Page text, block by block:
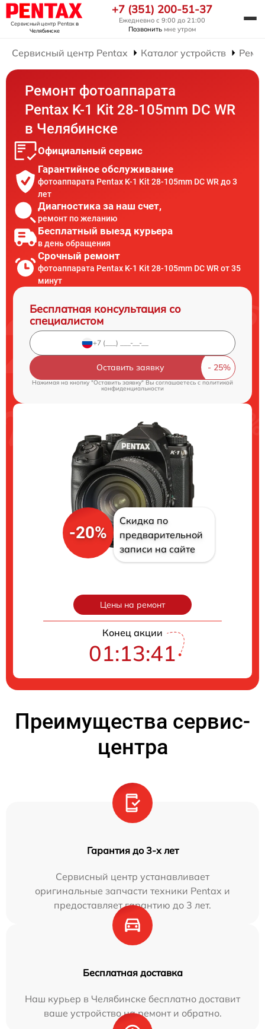
Сервисный центр Pentaxв
Челябинске
+7 (351) 200-51-37
Ежедневно с 9:00 до 21:00
Позвонить мне утром
Сервисный центр Pentax Каталог устройств
Ремонт фотоаппарата
Pentax K-1 Kit 28-105mm DC WR
в Челябинске
Официальный сервис
Гарантийное обслуживание
фотоаппарата Pentax K-1 Kit 28-105mm DC WR до 3
лет
Диагностика за наш счет,
ремонт по желанию
Бесплатный выезд курьера
в день обращения
Срочный ремонт
фотоаппарата Pentax K-1 Kit 28-105mm DC WR от 35
минут
Бесплатная консультация со
специалистом
Оставить заявку
Нажимая на кнопку "Оставить заявку" Вы соглашаетесь cполитикой
конфиденциальности
-20%
Скидка по
предварительной
записи на сайте
Цены на ремонт
Конец акции
01:13:40
Преимущества сервис-
центра
Гарантия до 3-х лет
Сервисный центр устанавливает
оригинальные запчасти техники Pentax и
предоставляет гарантию до 3 лет.
Бесплатная доставка
Наш курьер в Челябинске бесплатно доставит
ваше устройство на ремонт и обратно.